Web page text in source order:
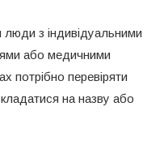
з індивідуальними
або медичними
потрібно перевіряти
на назву або